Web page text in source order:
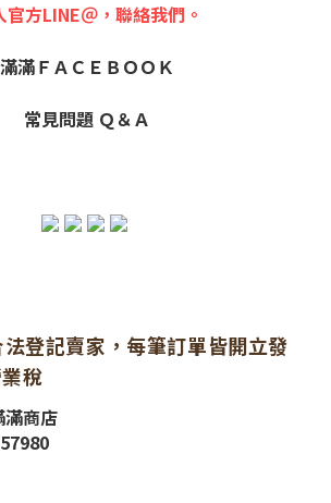
官方LINE＠，聯絡我們。
滿滿ＦＡＣＥＢＯＯＫ
常見問題 Ｑ＆Ａ
登記賣家，每筆訂單皆開立發
稅
滿商店